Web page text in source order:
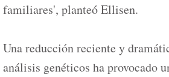
familiares', planteó Ellisen.
Una reducción reciente y
análisis genéticos ha provocado